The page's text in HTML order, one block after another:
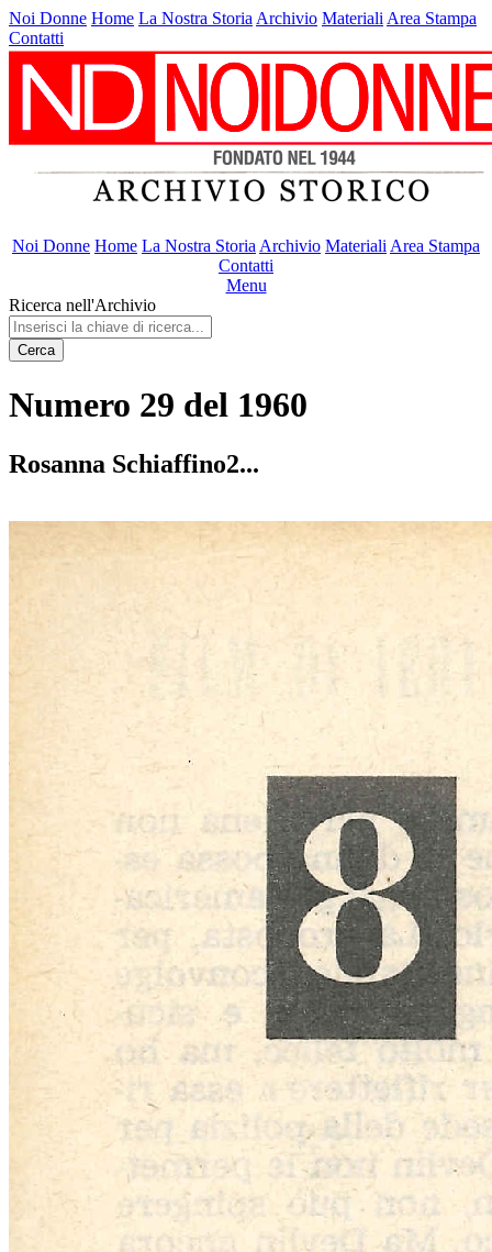
Noi Donne Home La Nostra Storia Archivio Materiali Area Stampa
Contatti
Noi Donne Home La Nostra Storia Archivio Materiali Area Stampa
Contatti
Menu
Ricerca nell'Archivio
Cerca
Numero 29 del 1960
Rosanna Schiaffino2...